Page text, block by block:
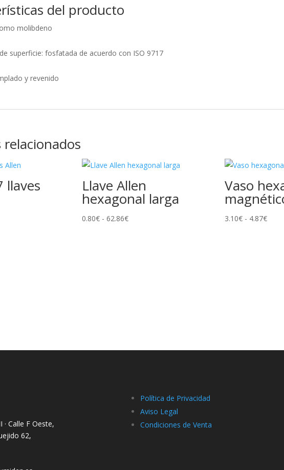
del producto
molibdeno
superficie: fosfatada de acuerdo con ISO 9717
y revenido
llaves Llave Allen
hexagonal larga
0.80€ - 62.86€Rango
Vaso
3.10€ - 4.87€Rango
Calle F Oeste,
62,
Política de Privacidad
Aviso Legal
Condiciones de Venta